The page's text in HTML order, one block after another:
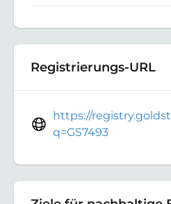
Registrierungs-URL
https://
q=GS7493